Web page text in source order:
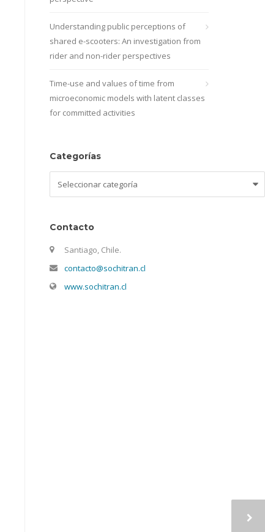
Understanding public perceptions of
shared e-scooters: An investigation from
rider and non-rider perspectives
Time-use and values of time from
microeconomic models with latent classes
for committed activities
Categorías
Contacto
Santiago, Chile.
contacto@sochitran.cl
www.sochitran.cl